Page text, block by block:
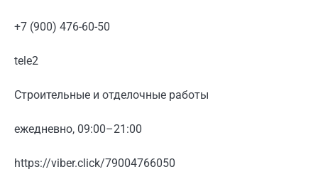
+7 (900) 476-60-50
tele2
Строительные и отделочные работы
ежедневно, 09:00–21:00
https://viber.click/79004766050